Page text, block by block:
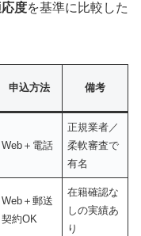
度を基準に比較した
申込方法 備考
Web＋電話
正規業者／
柔軟審査で
有名
Web＋郵送
契約OK
在籍確認な
しの実績あ
り